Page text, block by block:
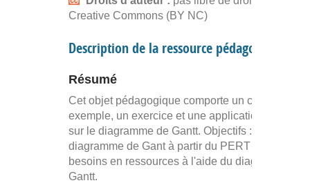
Creative Commons (BY NC)
Description de la ressource pédagogique
Résumé
Cet objet pédagogique comporte un cours, un
exemple, un exercice et une application
sur le diagramme de Gantt. Objectifs : établir le
diagramme de Gant à partir du PERT et définir
besoins en ressources à l'aide du diagramme de
Gantt.